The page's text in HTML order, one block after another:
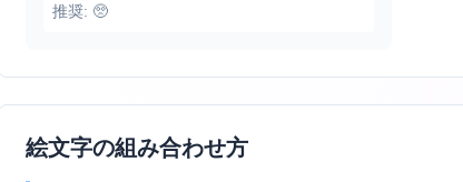
推奨: 🥺
絵文字の組み合わせ方